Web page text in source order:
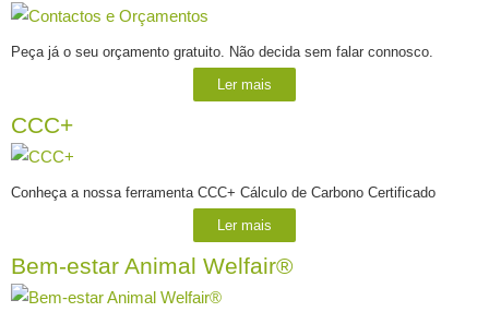
Peça já o seu orçamento gratuito. Não decida sem falar connosco.
Ler mais
CCC+
Conheça a nossa ferramenta CCC+ Cálculo de Carbono Certificado
Ler mais
Bem-estar Animal Welfair®